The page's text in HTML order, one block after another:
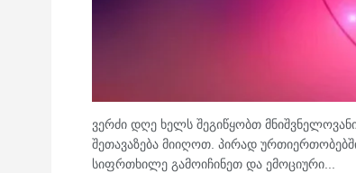
ვერძი დღე ხელს შეგიწყობთ
შეთავაზება მიიღოთ. პირად
სიფრთხილე გამოიჩინეთ და ემოციური...